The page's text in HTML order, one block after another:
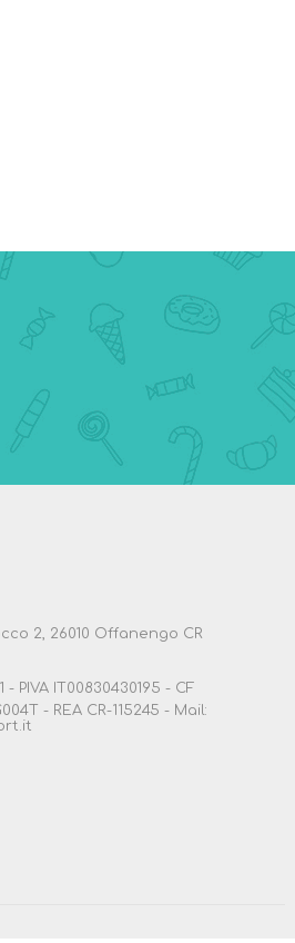
2, 26010 Offanengo CR
- PIVA IT00830430195 - CF
- REA CR-115245 - Mail: